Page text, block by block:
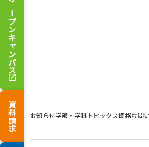
オープンキャンパス
資料請求 お知らせ学部・学科トピックス資格お問